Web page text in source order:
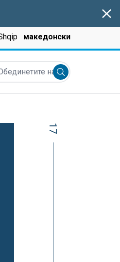
македонски
нации, ресурси,
Submit search
17